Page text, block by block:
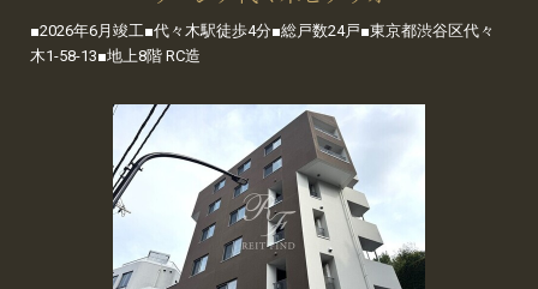
■2026年6月竣工■代々木駅徒歩4分■総戸数24戸■東京都渋谷区代々
木1-58-13■地上8階 RC造